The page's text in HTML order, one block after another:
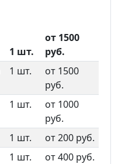
1 шт.
от 1500
руб.
1 шт.
от 1500
руб.
1 шт.
от 1000
руб.
1 шт.
от 200 руб.
1 шт.
от 400 руб.